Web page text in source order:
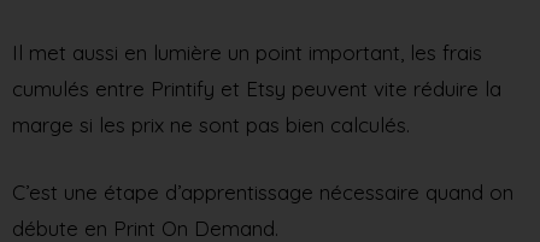
Il met aussi en lumière un point important, les frais
cumulés entre Printify et Etsy peuvent vite réduire la
marge si les prix ne sont pas bien calculés.
C’est une étape d’apprentissage nécessaire quand on
débute en Print On Demand.